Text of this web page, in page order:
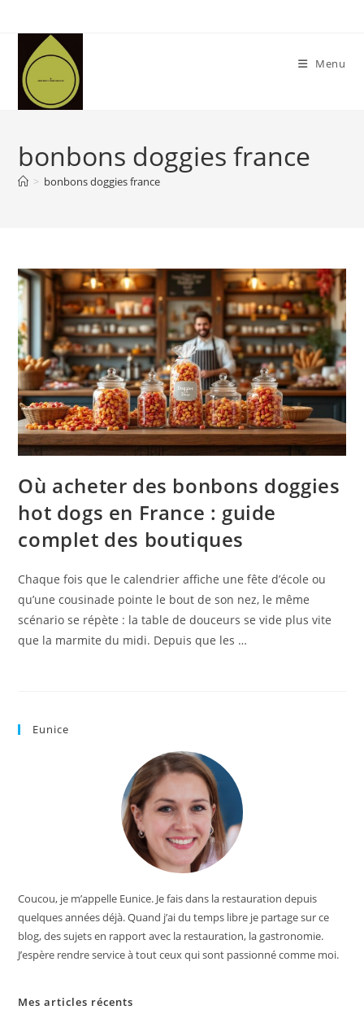
content
Menu
bonbons doggies france
> bonbons doggies france
Où acheter des bonbons doggies
hot dogs en France : guide
complet des boutiques
Chaque fois que le calendrier affiche une fête d’école ou
qu’une cousinade pointe le bout de son nez, le même
scénario se répète : la table de douceurs se vide plus vite
que la marmite du midi. Depuis que les …
Eunice
Coucou, je m’appelle Eunice. Je fais dans la restauration depuis
quelques années déjà. Quand j’ai du temps libre je partage sur ce
blog, des sujets en rapport avec la restauration, la gastronomie.
J’espère rendre service à tout ceux qui sont passionné comme moi.
Mes articles récents